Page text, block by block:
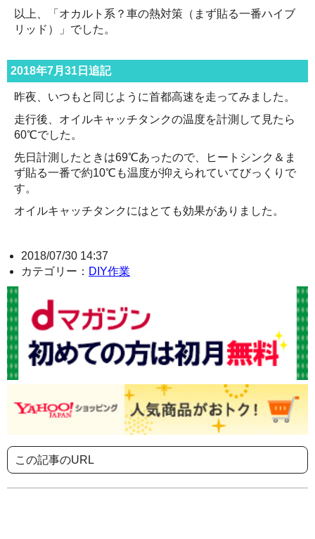
以上、「オカルト系？車の熱対策（まず貼る一番ハイブ
リッド）」でした。
2018年7月31日追記
昨夜、いつもと同じように首都高速を走ってみました。
走行後、オイルキャッチタンクの温度を計測して見たら
60℃でした。
先日計測したときは69℃あったので、ヒートシンク＆ま
ず貼る一番で約10℃も温度が抑えられていてびっくりで
す。
オイルキャッチタンクにはとても効果がありました。
2018/07/30 14:37
カテゴリー： DIY作業
この記事のURL